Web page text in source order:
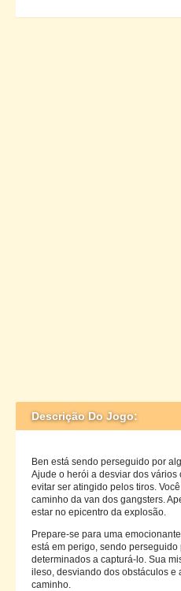
Descrição Do Jogo:
Ben está sendo perseguido por
Ajude o herói a desviar dos
evitar ser atingido pelos tiros.
caminho da van dos gangsters.
estar no epicentro da explosão.
Prepare-se para uma
está em perigo, sendo
determinados a capturá-lo. Sua
ileso, desviando dos obstáculos e
caminho.